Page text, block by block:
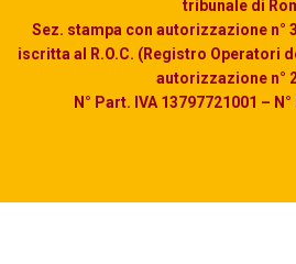
tribunale di
Sez. stampa con autorizzazione n°
iscritta al R.O.C. (Registro Operatori
autorizzazione n°
N° Part. IVA 13797721001 –